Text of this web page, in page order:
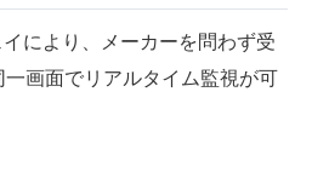
により、メーカーを問わず受
画面でリアルタイム監視が可